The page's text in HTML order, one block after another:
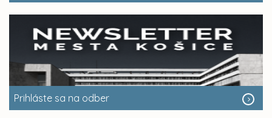
Prihláste sa na odber